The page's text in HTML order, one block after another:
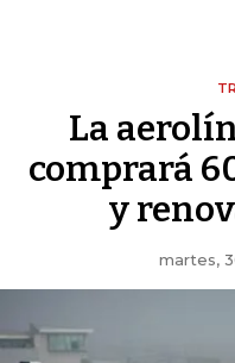
La
comprará
y
martes,